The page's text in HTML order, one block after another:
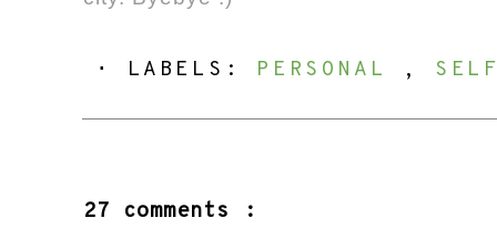
⋅ LABELS: PERSONAL ,
27 comments :